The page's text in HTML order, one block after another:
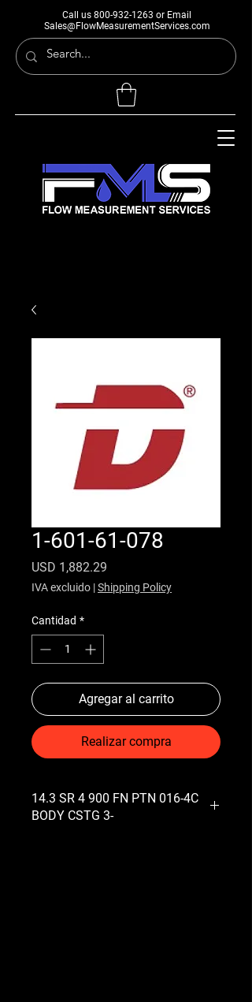
Call us 800-932-1263 or Email
Sales@FlowMeasurementServices.com
1-601-61-078
USD 1,882.29
IVA excluido |Shipping Policy
Cantidad *
Agregar al carrito
Realizar compra
14.3 SR 4 900 FN PTN 016-4C
BODY CSTG 3-